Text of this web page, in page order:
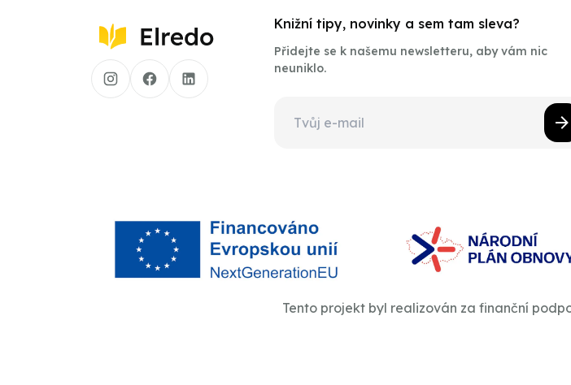
Knižní tipy, novinky a sem tam sleva?
Přidejte se k našemu newsletteru, aby vám nic
neuniklo.
Tento projekt byl realizován za finanční